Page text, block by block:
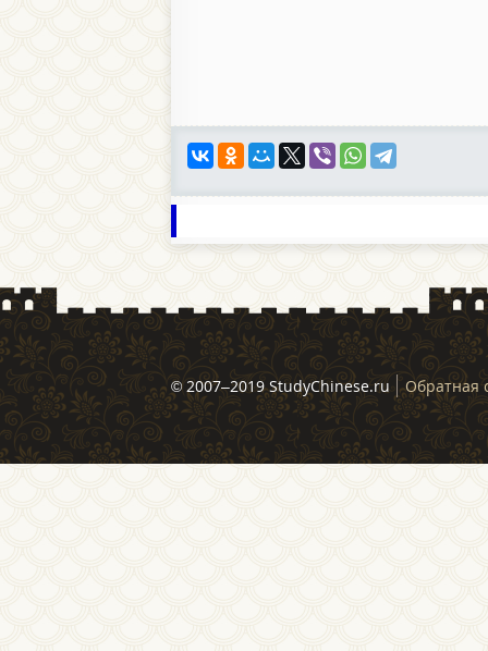
© 2007–2019 StudyChinese.ru Обратная